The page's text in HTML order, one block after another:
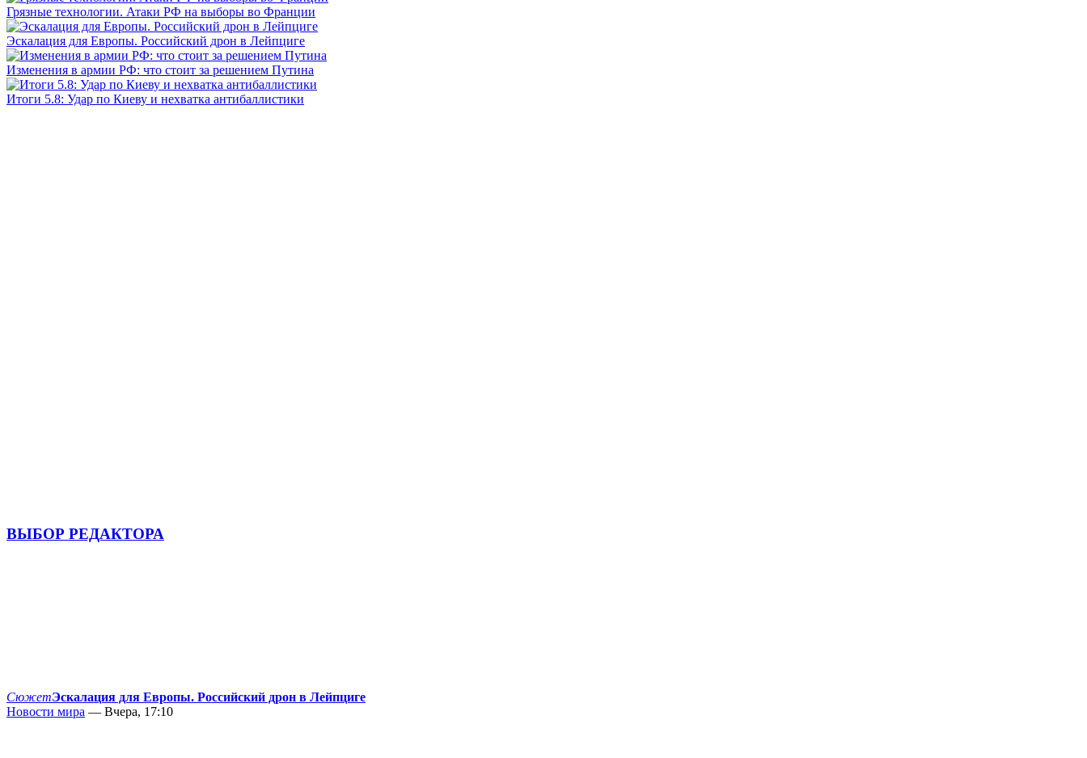
Грязные технологии. Атаки РФ на выборы во Франции
Эскалация для Европы. Российский дрон в Лейпциге
Изменения в армии РФ: что стоит за решением Путина
Итоги 5.8: Удар по Киеву и нехватка антибаллистики
ВЫБОР РЕДАКТОРА
СюжетЭскалация для Европы. Российский дрон в Лейпциге
Новости мира — Вчера, 17:10